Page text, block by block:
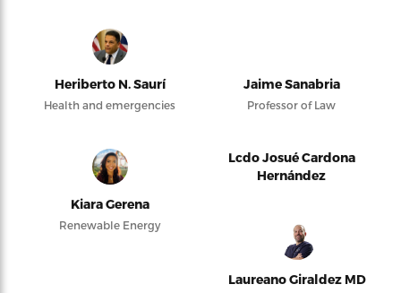
Heriberto N. Saurí
Health and emergencies
Jaime Sanabria
Professor of Law
Kiara Gerena
Renewable Energy
Lcdo Josué Cardona
Hernández
Laureano Giraldez MD